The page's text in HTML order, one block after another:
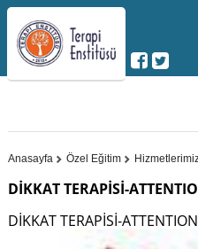
Anasayfa Özel Eğitim
DİKKAT TERAPİSİ-
DİKKAT TERAPİSİ-